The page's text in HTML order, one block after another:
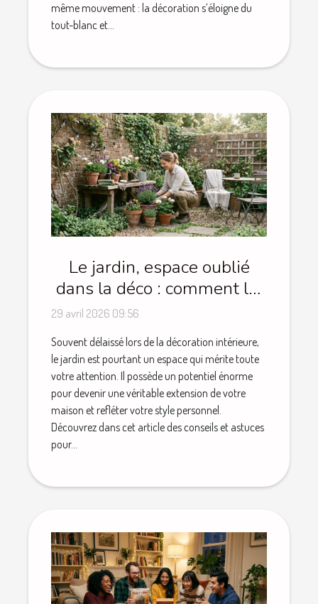
même mouvement : la décoration s’éloigne du
tout-blanc et...
Le jardin, espace oublié
dans la déco : comment lui
redonner du style
29 avril 2026 09:56
Souvent délaissé lors de la décoration intérieure,
le jardin est pourtant un espace qui mérite toute
votre attention. Il possède un potentiel énorme
pour devenir une véritable extension de votre
maison et refléter votre style personnel.
Découvrez dans cet article des conseils et astuces
pour...